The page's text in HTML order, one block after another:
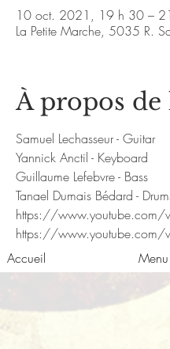
10 oct. 2021, 19 h 30 –
La Petite Marche, 5035 R.
À propos de
Samuel Lechasseur - Guitar
Yannick Anctil - Keyboard
Guillaume Lefebvre - Bass
Tanael Dumais Bédard -
https://www.youtube.com/
https://www.youtube.com/
Accueil
Menu